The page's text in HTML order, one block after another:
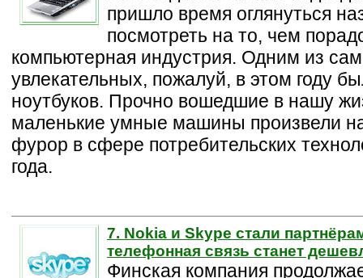
пришло время оглянуться
посмотреть на то, чем
компьютерная индустрия. Одним из
увлекательных, пожалуй, в этом году
ноутбуков. Прочно вошедшие в нашу
маленькие умные машины произвели
фурор в сфере потребительских
года.
7. Nokia и Skype стали
телефонная связь станет
Финская компания